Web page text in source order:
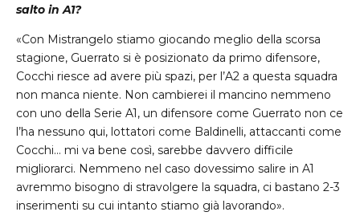
salto in A1?
«Con Mistrangelo stiamo giocando meglio della scorsa
stagione, Guerrato si è posizionato da primo difensore,
Cocchi riesce ad avere più spazi, per l’A2 a questa squadra
non manca niente. Non cambierei il mancino nemmeno
con uno della Serie A1, un difensore come Guerrato non ce
l’ha nessuno qui, lottatori come Baldinelli, attaccanti come
Cocchi… mi va bene così, sarebbe davvero difficile
migliorarci. Nemmeno nel caso dovessimo salire in A1
avremmo bisogno di stravolgere la squadra, ci bastano 2-3
inserimenti su cui intanto stiamo già lavorando».